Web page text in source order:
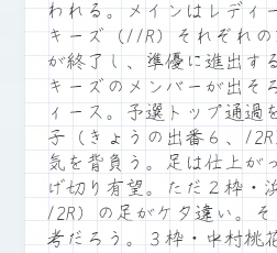
われる。メインはレディ
キーズ（11R）それぞれ
が終了し、準優に進出す
キーズのメンバーが出そ
ィース。予選トップ通過
子（きょうの出番６、
気を背負う。足は仕上が
げ切り有望。ただ２枠・
12R）の足がケタ違い。
考だろう。３枠・中村桃